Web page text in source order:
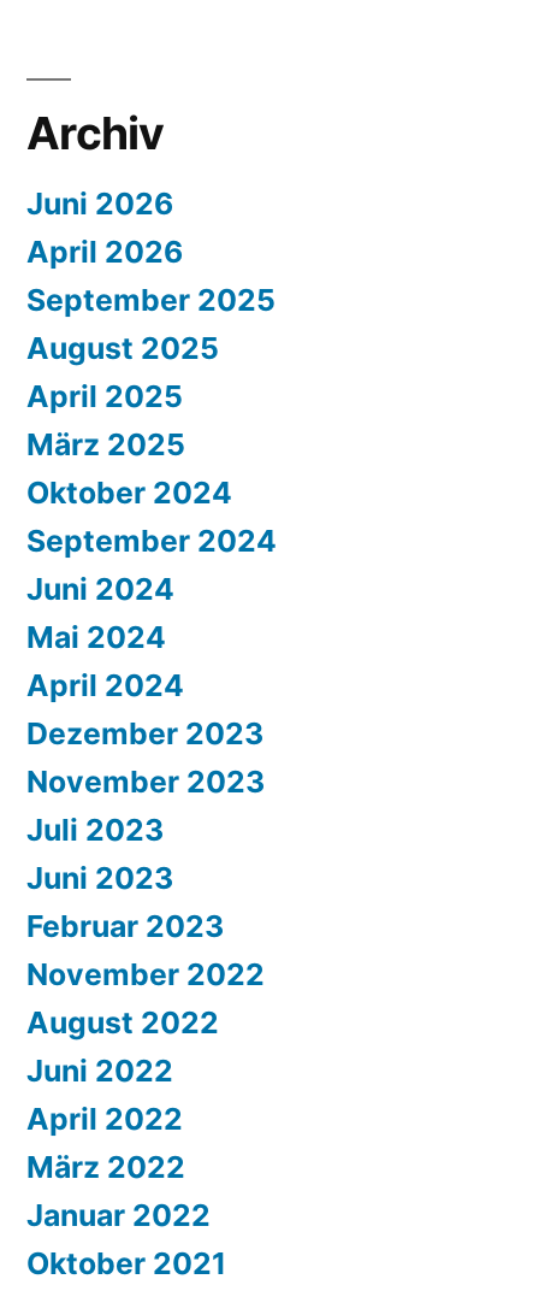
Archiv
Juni 2026
April 2026
September 2025
August 2025
April 2025
März 2025
Oktober 2024
September 2024
Juni 2024
Mai 2024
April 2024
Dezember 2023
November 2023
Juli 2023
Juni 2023
Februar 2023
November 2022
August 2022
Juni 2022
April 2022
März 2022
Januar 2022
Oktober 2021